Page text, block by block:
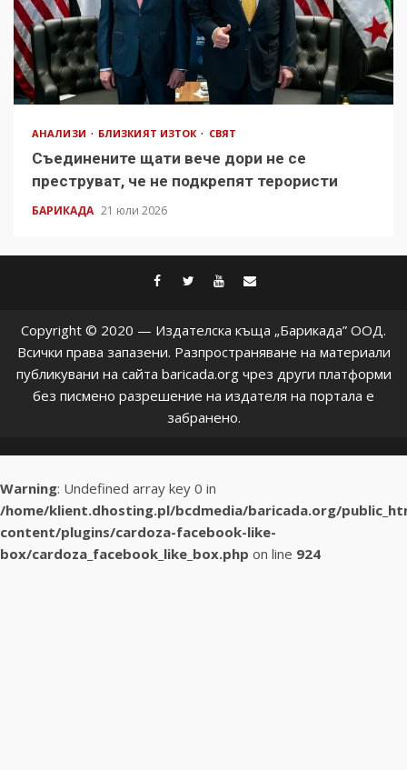
АНАЛИЗИ БЛИЗКИЯТ ИЗТОК СВЯТ
Съединените щати вече дори не се
преструват, че не подкрепят терористи
БАРИКАДА 21 юли 2026
facebook
twitter
youtube
Copyright © 2020 — Издателска къща „Барикада” ООД.
Всички права запазени. Разпространяване на материали
публикувани на сайта baricada.org чрез други платформи
без писмено разрешение на издателя на портала е
забранено.
Warning: Undefined array key 0 in
/home/klient.dhosting.pl/bcdmedia/baricada.org/
content/plugins/cardoza-facebook-like-
box/cardoza_facebook_like_box.php on line 924